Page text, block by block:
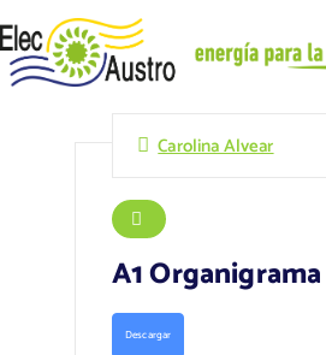
Carolina Alvear
A1
Descargar